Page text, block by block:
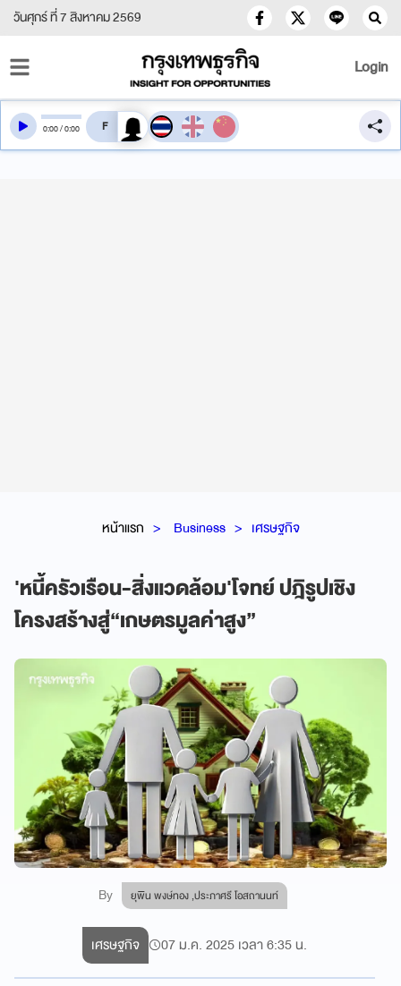
วันศุกร์ ที่ 7 สิงหาคม 2569
Login
หน้าแรก Business เศรษฐกิจ
'หนี้ครัวเรือน-สิ่งแวดล้อม'โจทย์ ปฎิรูปเชิง
โครงสร้างสู่“เกษตรมูลค่าสูง”
By ยุพิน พงษ์ทอง ,ประภาศรี โอสถานนท์
0:00/0:00 สลับเสียงอ่าน
เศรษฐกิจ 07 ม.ค. 2025 เวลา 6:35 น.